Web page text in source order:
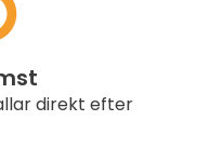
direkt efter